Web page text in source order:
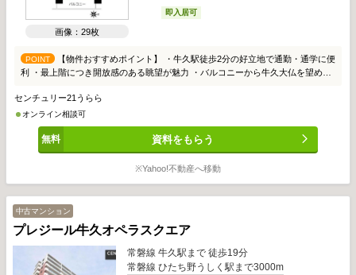
画像：29枚
即入居可
POINT
【物件おすすめポイント】 ・牛久駅徒歩2分の好立地で通勤・通学に便
利 ・最上階につき開放感のある眺望が魅力 ・バルコニーから牛久大仏を望める
に便利な宅配ボックス付き ・スーパー・飲食店・金融機関・病院が徒歩圏内 ・
車がなくても快適に暮らせる駅前の住環境 ・エアコン4台付きで初期費用を抑え
られます ・全居室収納完備で住空間をすっきり活用可能 ・利便性と快適性を兼
ね備えた駅近マンションです
センチュリー21うらら
オンライン相談可
資料をもらう
※Yahoo!不動産へ移動
中古マンション
プレジール牛久オペラスクエア
常磐線 牛久駅まで 徒歩19分
常磐線 ひたち野うしく駅まで3000m